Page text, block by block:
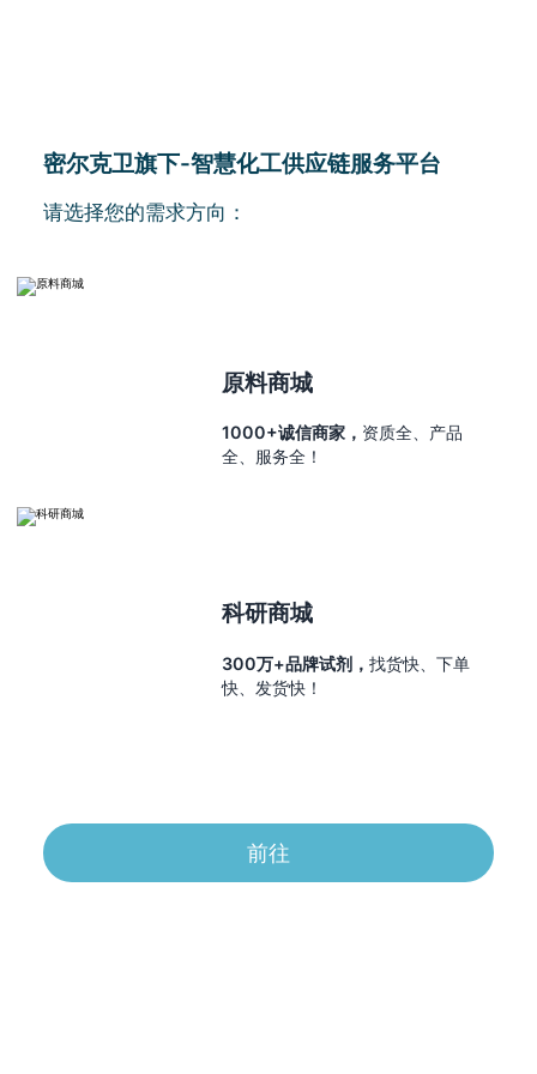
密尔克卫旗下-智慧化工供应链服务平台
请选择您的需求方向：
原料商城
1000+诚信商家， 资质全、产品
全、服务全！
科研商城
300万+品牌试剂，找货快、下单
快、发货快！
前往